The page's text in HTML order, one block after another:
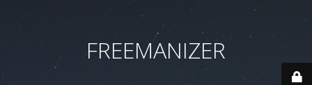
FREEMANIZER